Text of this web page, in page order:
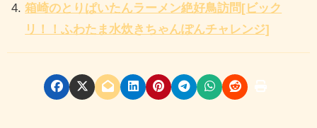
箱崎のとりぱいたんラーメン絶好鳥訪問[ビック
リ！！ふわたま水炊きちゃんぽんチャレンジ]